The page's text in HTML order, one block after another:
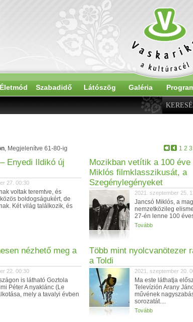
Életmód Szabadidő Látószög Galéria
1 2 3
, Megjelenítve 61-80-ig
Enyedi Ildikó új
27. 00:30
voltak teremtve, és
boldogságukért, de
Két világ találkozik, és
Mozikban vetítik a 100
Miklós filmklasszikusát, a
Szegénylegényeket
2021. szeptember 25.
Jancsó Miklós, a
nemzetközileg
27-én lenne 100
Tovább
nézhető meg a
22. 00:30
is látható Goztola
Péter A nyaklánc (Le
mely a tavalyi évben
Több mint nyolcvanötezer
a Toldi
2021. szeptember 20.
Ma este láthatja
Televízión Arany
művének
sorozatát....
Tovább